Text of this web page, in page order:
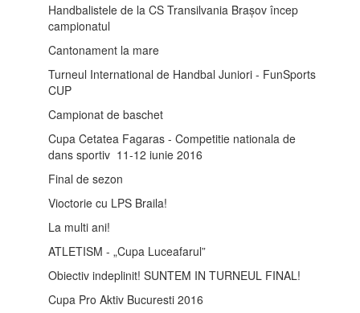
Handbalistele de la CS Transilvania Brașov încep
campionatul
Cantonament la mare
Turneul International de Handbal Juniori - FunSports
CUP
Campionat de baschet
Cupa Cetatea Fagaras - Competitie nationala de
dans sportiv 11-12 iunie 2016
Final de sezon
Vioctorie cu LPS Braila!
La multi ani!
ATLETISM - „Cupa Luceafarul”
Obiectiv indeplinit! SUNTEM IN TURNEUL FINAL!
Cupa Pro Aktiv Bucuresti 2016